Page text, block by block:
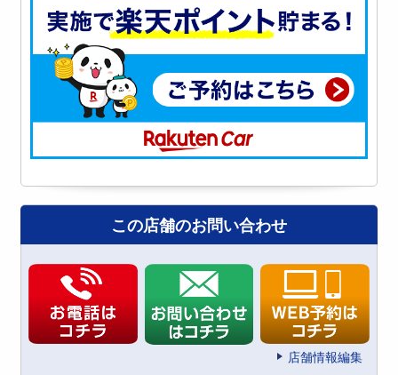
この店舗のお問い合わせ
店舗情報編集